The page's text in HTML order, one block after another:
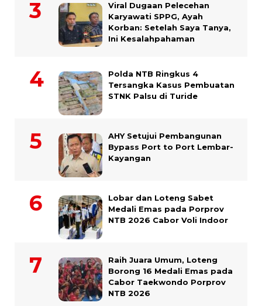
Viral Dugaan Pelecehan
Karyawati SPPG, Ayah
Korban: Setelah Saya Tanya,
Ini Kesalahpahaman
Polda NTB Ringkus 4
Tersangka Kasus Pembuatan
STNK Palsu di Turide
AHY Setujui Pembangunan
Bypass Port to Port Lembar-
Kayangan
Lobar dan Loteng Sabet
Medali Emas pada Porprov
NTB 2026 Cabor Voli Indoor
Raih Juara Umum, Loteng
Borong 16 Medali Emas pada
Cabor Taekwondo Porprov
NTB 2026